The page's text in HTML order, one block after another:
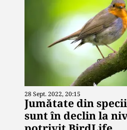
28 Sept. 2022, 20:15
Jumătate din
sunt în declin la